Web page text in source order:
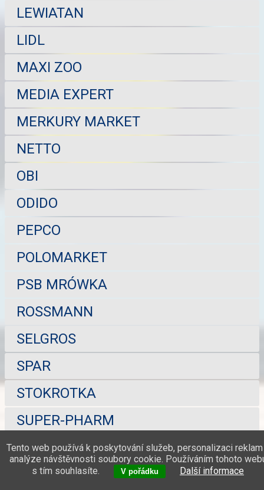
LEWIATAN
LIDL
MAXI ZOO
MEDIA EXPERT
MERKURY MARKET
NETTO
OBI
ODIDO
PEPCO
POLOMARKET
PSB MRÓWKA
ROSSMANN
SELGROS
SPAR
STOKROTKA
SUPER-PHARM
TCHIBO
TEDI
Tento web používá k poskytování služeb, personalizaci reklam
analýze návštěvnosti soubory cookie. Používáním tohoto
s tím souhlasíte.
V pořádku Další informace